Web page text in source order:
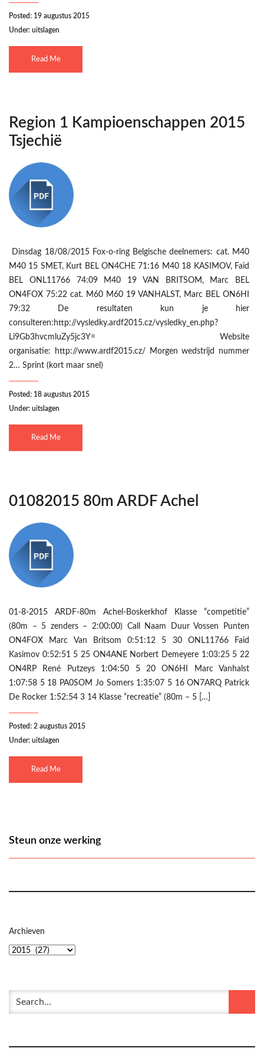
Posted: 19 augustus 2015
Under: uitslagen
Read Me
Region 1 Kampioenschappen 2015
Tsjechië
Dinsdag 18/08/2015 Fox-o-ring Belgische deelnemers: cat. M40
M40 15 SMET, Kurt BEL ON4CHE 71:16 M40 18 KASIMOV, Faid
BEL ONL11766 74:09 M40 19 VAN BRITSOM, Marc BEL
ON4FOX 75:22 cat. M60 M60 19 VANHALST, Marc BEL ON6HI
79:32 De resultaten kun je hier
consulteren:http://vysledky.ardf2015.cz/vysledky_en.php?
Li9Gb3hvcmluZy5jc3Y= Website
organisatie: http://www.ardf2015.cz/ Morgen wedstrijd nummer
2… Sprint (kort maar snel)
Posted: 18 augustus 2015
Under: uitslagen
Read Me
01082015 80m ARDF Achel
01-8-2015 ARDF-80m Achel-Boskerkhof Klasse “competitie”
(80m – 5 zenders – 2:00:00) Call Naam Duur Vossen Punten
ON4FOX Marc Van Britsom 0:51:12 5 30 ONL11766 Faid
Kasimov 0:52:51 5 25 ON4ANE Norbert Demeyere 1:03:25 5 22
ON4RP René Putzeys 1:04:50 5 20 ON6HI Marc Vanhalst
1:07:58 5 18 PA0SOM Jo Somers 1:35:07 5 16 ON7ARQ Patrick
De Rocker 1:52:54 3 14 Klasse “recreatie” (80m – 5 […]
Posted: 2 augustus 2015
Under: uitslagen
Read Me
Steun onze werking
Archieven